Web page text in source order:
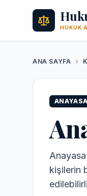
HUKUK
ANA SAYFA
kişilerin